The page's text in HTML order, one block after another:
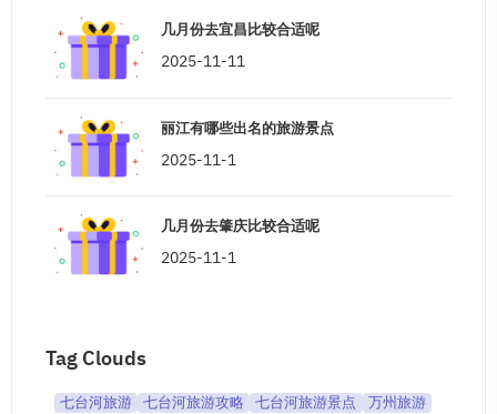
几月份去宜昌比较合适呢
2025-11-11
丽江有哪些出名的旅游景点
2025-11-1
几月份去肇庆比较合适呢
2025-11-1
Tag Clouds
七台河旅游 七台河旅游攻略 七台河旅游景点
万州旅游